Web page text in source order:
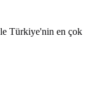
Türkiye'nin en çok